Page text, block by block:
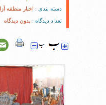
دسته بندی : اخبار منطقه
تعداد دیدگاه : بدون دیدگاه